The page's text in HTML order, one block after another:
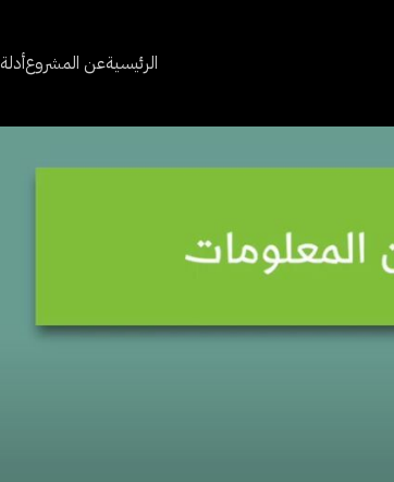
الرئيسيةعن المشروعأدلة